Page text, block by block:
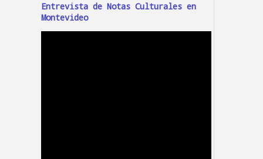
Entrevista de Notas Culturales en
Montevideo